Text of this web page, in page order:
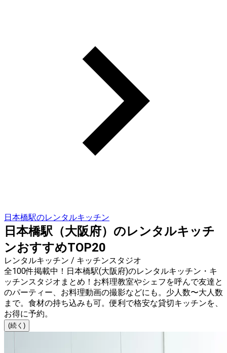
日本橋駅のレンタルキッチン
日本橋駅（大阪府）のレンタルキッチ
ンおすすめTOP20
レンタルキッチン / キッチンスタジオ
全100件掲載中！日本橋駅(大阪府)のレンタルキッチン・キ
ッチンスタジオまとめ！お料理教室やシェフを呼んで友達と
のパーティー、お料理動画の撮影などにも。少人数〜大人数
まで。食材の持ち込みも可。便利で格安な貸切キッチンを、
お得に予約。
(続く)